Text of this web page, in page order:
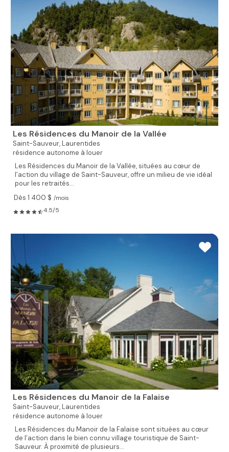
Les Résidences du Manoir de la Vallée
Saint-Sauveur,Laurentides
résidence autonome à louer
Les Résidences du Manoir de la Vallée, situées au cœur de
l’action du village de Saint-Sauveur, offre un milieu de vie idéal
pour les retraités...
Dès 1 400 $ /mois
4.5/5
Les Résidences du Manoir de la Falaise
Saint-Sauveur,Laurentides
résidence autonome à louer
Les Résidences du Manoir de la Falaise sont situées au cœur
de l’action dans le bien connu village touristique de Saint-
Sauveur. À proximité de plusieurs...